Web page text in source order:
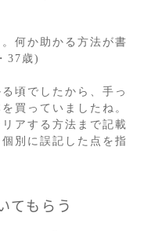
何か助かる方法が書
37歳)
頃でしたから、手っ
買っていましたね。
アする方法まで記載
別に誤記した点を指
てもらう